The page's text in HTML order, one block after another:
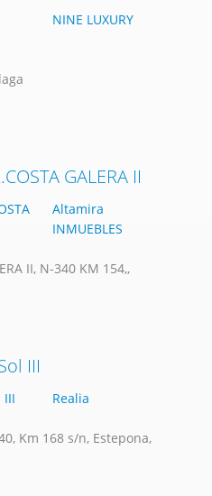
NINE LUXURY
GALERA II
Altamira
INMUEBLES
II, N-340 KM 154,,
III
Realia
Km 168 s/n, Estepona,